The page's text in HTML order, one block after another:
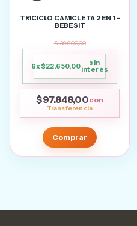
TRICICLO CAMICLETA 2 EN 1 -
BEBESIT
$139.900,00
6x$22.650,00 sin
interés
$97.848,00con
Comprar